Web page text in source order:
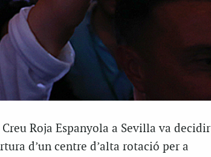
Roja Espanyola a Sevilla va decidir
d’un centre d’alta rotació per a